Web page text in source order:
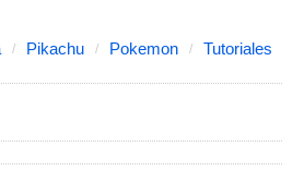
Pikachu Pokemon Tutoriales